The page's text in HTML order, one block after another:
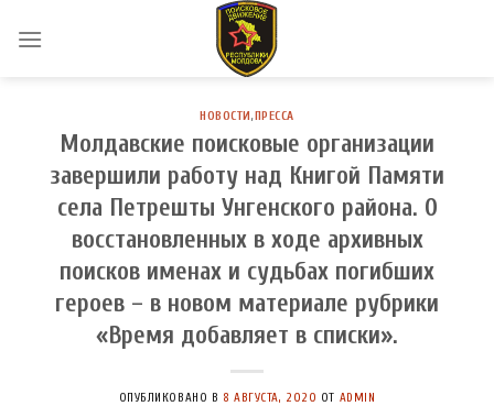
НОВОСТИ,ПРЕССА
Молдавские поисковые организации
завершили работу над Книгой Памяти
села Петрешты Унгенского района. О
восстановленных в ходе архивных
поисков именах и судьбах погибших
героев – в новом материале рубрики
«Время добавляет в списки».
ОПУБЛИКОВАНО В 8 АВГУСТА, 2020 ОТ ADMIN